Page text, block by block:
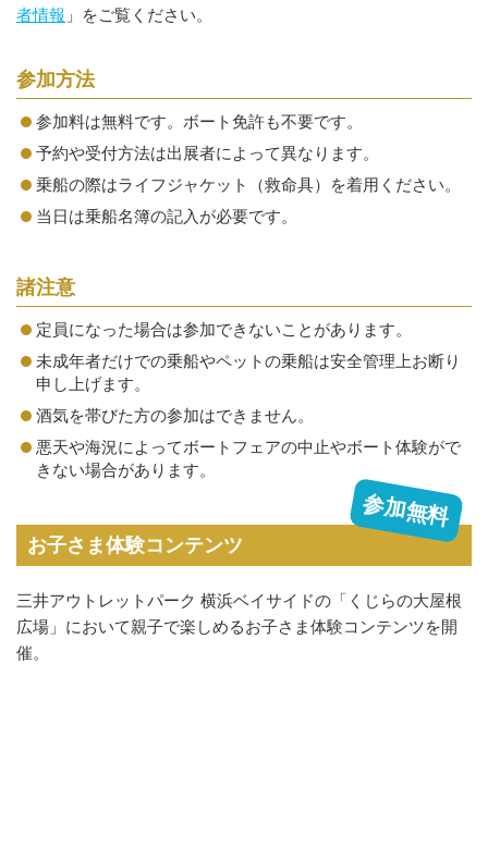
者情報 」をご覧ください。
参加方法
参加料は無料です。ボート免許も不要です。
予約や受付方法は出展者によって異なります。
乗船の際はライフジャケット（救命具）を着用ください。
当日は乗船名簿の記入が必要です。
諸注意
定員になった場合は参加できないことがあります。
未成年者だけでの乗船やペットの乗船は安全管理上お断り
申し上げます。
酒気を帯びた方の参加はできません。
悪天や海況によってボートフェアの中止やボート体験がで
きない場合があります。
お子さま体験コンテンツ
参加無料
三井アウトレットパーク 横浜ベイサイドの「くじらの大屋根
広場」において親子で楽しめるお子さま体験コンテンツを開
催。